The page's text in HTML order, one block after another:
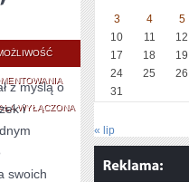
KRYPTOWALUTY
I
BLOCKCHAIN
WYŁĄCZONA
z myślą o
i
swoich
3
4 5
10
11 12
17
18 19
24
25 26
31
« lip